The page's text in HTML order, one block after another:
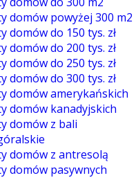
domów powyżej 300 m2
domów do 150 tys. zł
domów do 200 tys. zł
domów do 250 tys. zł
domów do 300 tys. zł
domów amerykańskich
domów kanadyjskich
domów z bali
domów z antresolą
domów pasywnych